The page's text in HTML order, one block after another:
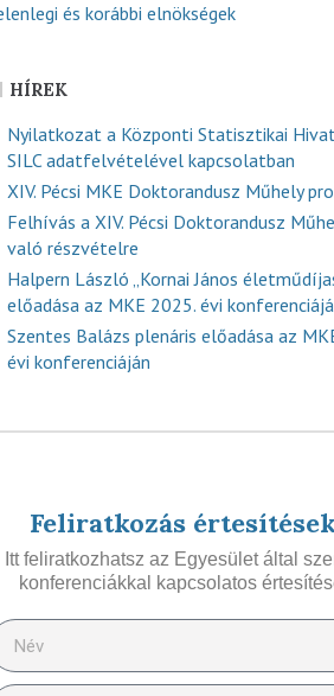
és korábbi elnökségek
HÍREK
Nyilatkozat a Központi Statisztikai
SILC adatfelvételével kapcsolatban
XIV. Pécsi MKE Doktorandusz Műhely
Felhívás a XIV. Pécsi Doktorandusz
való részvételre
Halpern László „Kornai János
előadása az MKE 2025. évi
Szentes Balázs plenáris előadása az
évi konferenciáján
Feliratkozás
Itt feliratkozhatsz az Egyesület által
konferenciákkal kapcsolatos